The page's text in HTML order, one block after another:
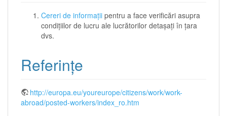
Cereri de informații pentru a face verificări asupra
condițiilor de lucru ale lucrătorilor detașați în țara
dvs.
Referințe
http://europa.eu/youreurope/citizens/work/work-
abroad/posted-workers/index_ro.htm